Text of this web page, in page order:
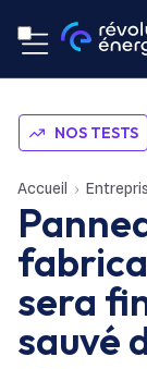
NOS TESTS
Accueil
sera
sauvé